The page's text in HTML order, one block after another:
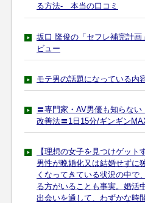
る方法- 本当の口コミ
坂口 隆俊の「セフレ補完計
ビュー
モテ男の話題になっている内
〓専門家・AV男優も知らな
改善法〓1日15分/ギンギン
【理想の女子を見つけゲッ
男性が晩婚化又は結婚せずに
くなってきている状況の中で
る方がいることも事実。婚活
出会いを通して、わずかな時